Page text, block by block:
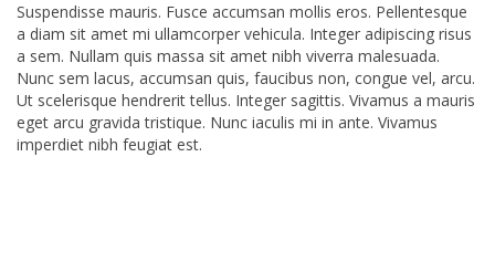
Suspendisse mauris. Fusce accumsan mollis eros. Pellentesque
a diam sit amet mi ullamcorper vehicula. Integer adipiscing risus
a sem. Nullam quis massa sit amet nibh viverra malesuada.
Nunc sem lacus, accumsan quis, faucibus non, congue vel, arcu.
Ut scelerisque hendrerit tellus. Integer sagittis. Vivamus a mauris
eget arcu gravida tristique. Nunc iaculis mi in ante. Vivamus
imperdiet nibh feugiat est.